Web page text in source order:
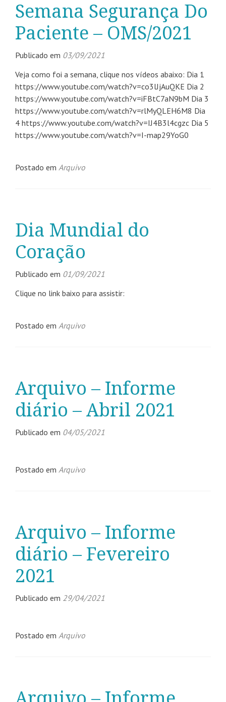
Semana Segurança Do
Paciente – OMS/2021
Publicado em 03/09/2021
Veja como foi a semana, clique nos vídeos abaixo: Dia 1
https://www.youtube.com/watch?v=co3lJjAuQKE Dia 2
https://www.youtube.com/watch?v=iFBtC7aN9bM Dia 3
https://www.youtube.com/watch?v=rlMyQLEH6M8 Dia
4 https://www.youtube.com/watch?v=IJ4B3l4cgzc Dia 5
https://www.youtube.com/watch?v=I-map29YoG0
Postado em Arquivo
Dia Mundial do
Coração
Publicado em 01/09/2021
Clique no link baixo para assistir:
Postado em Arquivo
Arquivo – Informe
diário – Abril 2021
Publicado em 04/05/2021
Postado em Arquivo
Arquivo – Informe
diário – Fevereiro
2021
Publicado em 29/04/2021
Postado em Arquivo